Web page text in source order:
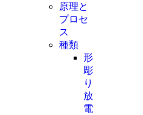
原理と
プロセ
ス
種類
形
彫
り
放
電